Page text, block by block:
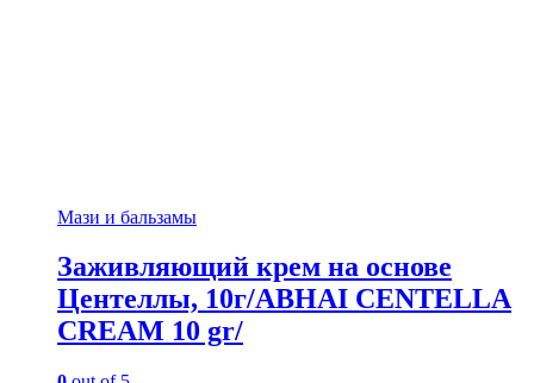
Мази и бальзамы
Заживляющий крем на основе
Центеллы, 10г/ABHAI CENTELLA
CREAM 10 gr/